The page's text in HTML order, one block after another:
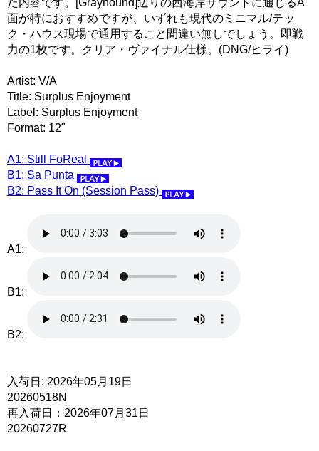
面が特におすすめですが、いずれも現代のミニマル/テッ
ク・ハウス現場で通用すること間違い無しでしょう。即戦
力の1枚です。クリア・ヴァイナル仕様。(DNG/ヒライ)
Artist: V/A
Title: Surplus Enjoyment
Label: Surplus Enjoyment
Format: 12"
A1: Still FoReal
B1: Sa Punta
B2: Pass It On (Session Pass)
A1:
B1:
B2:
入荷日: 2026年05月19日
20260518N
再入荷日：2026年07月31日
20260727R